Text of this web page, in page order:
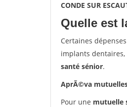
CONDE SUR
Quelle est
Certaines
implants
santé sénior.
AprÃ©va mutuelles
Pour une mutuelle